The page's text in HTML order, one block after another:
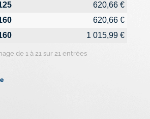
620,66 €
620,66 €
1 015,99 €
de 1 à 21 sur 21 entrées